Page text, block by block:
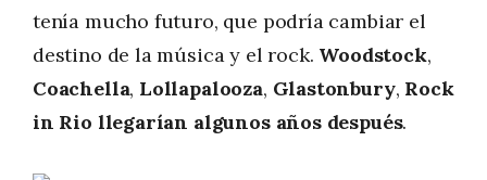
tenía mucho futuro, que podría cambiar el
destino de la música y el rock. Woodstock,
Coachella, Lollapalooza, Glastonbury, Rock
in Rio llegarían algunos años después.